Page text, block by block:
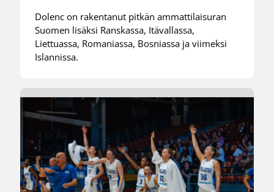
Dolenc on rakentanut pitkän ammattilaisuran
Suomen lisäksi Ranskassa, Itävallassa,
Liettuassa, Romaniassa, Bosniassa ja viimeksi
Islannissa.